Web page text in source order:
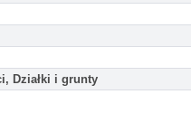
Działki i grunty